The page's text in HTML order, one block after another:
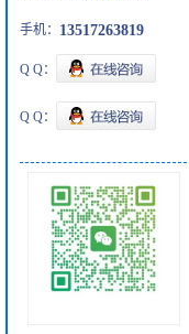
手机： 13517263819
Q Q：
Q Q：